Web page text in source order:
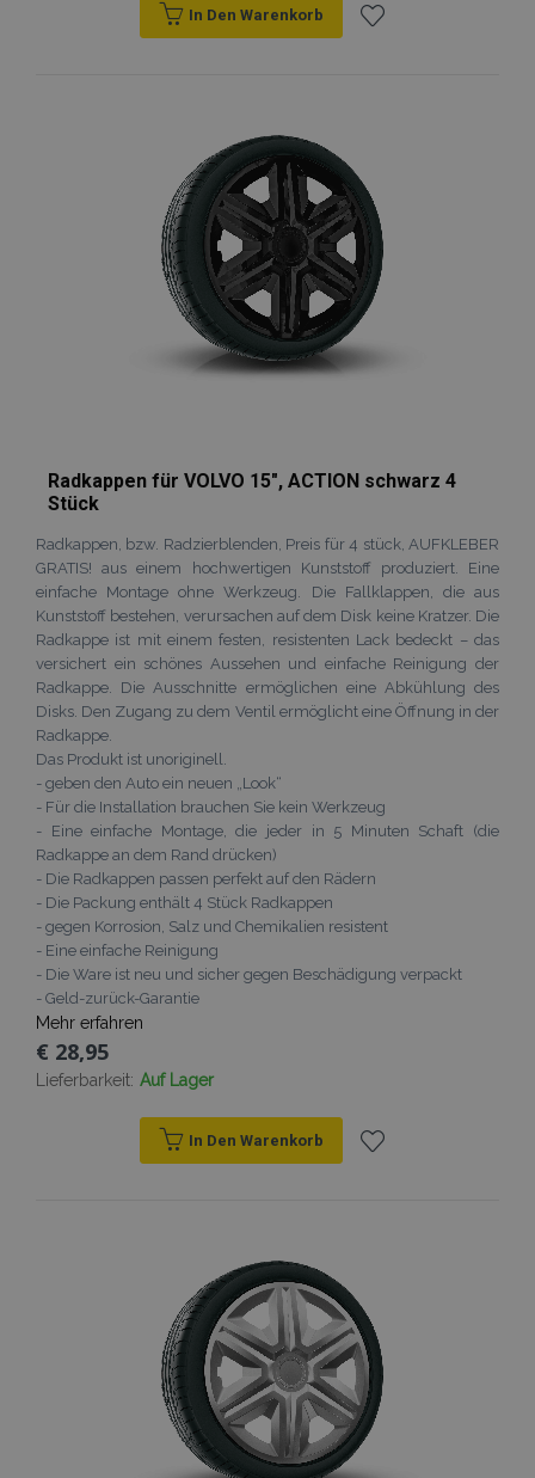
In Den Warenkorb
Radkappen für VOLVO 15", ACTION schwarz 4
Stück
Radkappen, bzw. Radzierblenden, Preis für 4 stück, AUFKLEBER
GRATIS! aus einem hochwertigen Kunststoff produziert. Eine
einfache Montage ohne Werkzeug. Die Fallklappen, die aus
Kunststoff bestehen, verursachen auf dem Disk keine Kratzer. Die
Radkappe ist mit einem festen, resistenten Lack bedeckt – das
versichert ein schönes Aussehen und einfache Reinigung der
Radkappe. Die Ausschnitte ermöglichen eine Abkühlung des
Disks. Den Zugang zu dem Ventil ermöglicht eine Öffnung in der
Radkappe.
Das Produkt ist unoriginell.
- geben den Auto ein neuen „Look“
- Für die Installation brauchen Sie kein Werkzeug
- Eine einfache Montage, die jeder in 5 Minuten Schaft (die
Radkappe an dem Rand drücken)
- Die Radkappen passen perfekt auf den Rädern
- Die Packung enthält 4 Stück Radkappen
- gegen Korrosion, Salz und Chemikalien resistent
- Eine einfache Reinigung
- Die Ware ist neu und sicher gegen Beschädigung verpackt
- Geld-zurück-Garantie
Mehr erfahren
€ 28,95
Lieferbarkeit: Auf Lager
In Den Warenkorb